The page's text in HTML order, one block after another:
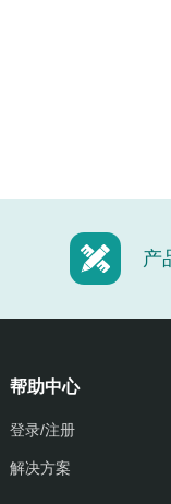
产
帮助中心
登录/注册
解决方案